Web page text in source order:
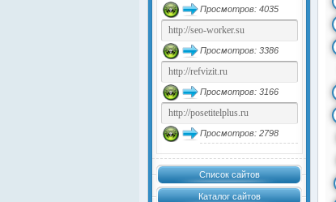
Просмотров: 4035
Просмотров: 3386
Просмотров: 3166
Просмотров: 2798
Список сайтов
Каталог сайтов